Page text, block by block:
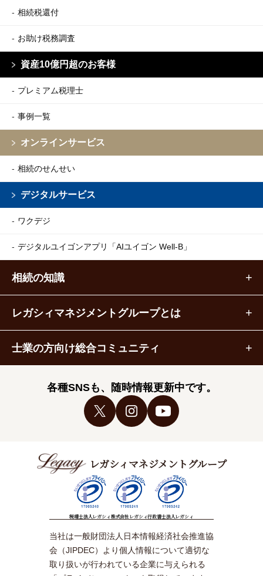
相続税還付
お助け税務調査
資産10億円超のお客様
プレミアム税理士
事例一覧
オンラインサービス
相続のせんせい
デジタルサービス
ワクデジ
デジタルユイゴンアプリ 「AIユイゴン Well-B」
相続の知識
レガシィマネジメントグループとは
士業の方向け総合コミュニティ
各種SNSも、随時情報更新中です。
レガシィマネジメントグループ
税理士法人レガシィ株式会社レガシィ行政書士法人レガシィ
当社は一般財団法人日本情報経済社会推進協
会（JIPDEC）より個人情報について適切な
取り扱いが行われている企業に与えられる